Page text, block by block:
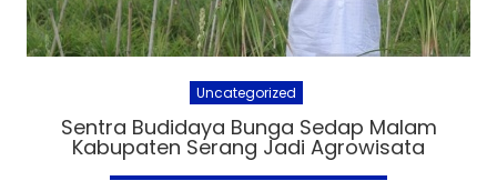
Uncategorized
Sentra Budidaya Bunga Sedap Malam
Kabupaten Serang Jadi Agrowisata